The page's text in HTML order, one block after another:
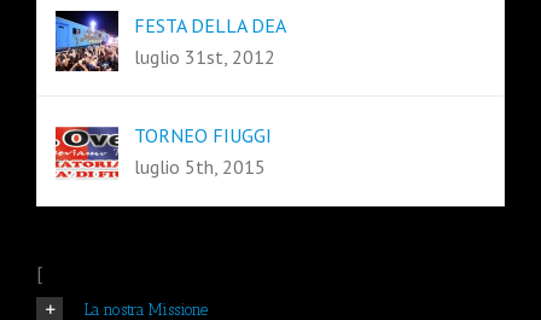
FESTA DELLA DEA
luglio 31st, 2012
TORNEO FIUGGI
luglio 5th, 2015
[
La nostra Missione